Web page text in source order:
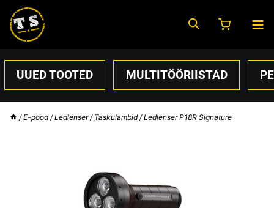
content
UUED TOOTED MULTITÖÖRIISTAD
/ E-pood / Ledlenser / Taskulambid / Ledlenser P18R Signature